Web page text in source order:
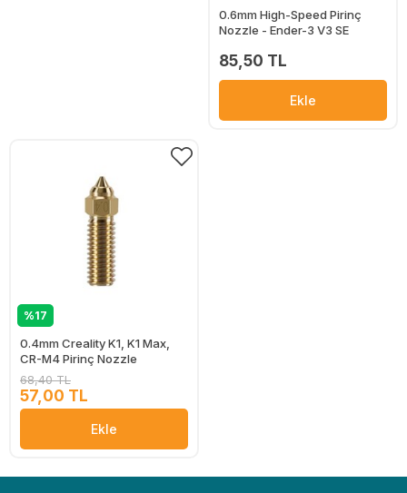
0.6mm High-Speed Pirinç
Nozzle - Ender-3 V3 SE
85,50 TL
Ekle
%17
0.4mm Creality K1, K1 Max,
CR-M4 Pirinç Nozzle
68,40 TL
57,00 TL
Ekle